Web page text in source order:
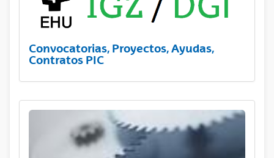
Convocatorias, Proyectos, Ayudas,
Contratos PIC